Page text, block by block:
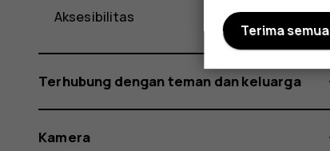
Aksesibilitas
Terhubung dengan teman dan keluarga
Kamera
Terima semua